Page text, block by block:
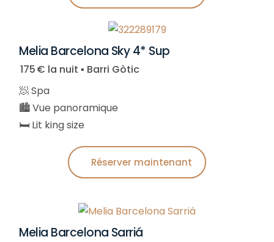
Melia Barcelona Sky 4* Sup
175 € la nuit ▪︎ Barri Gòtic
🧖 Spa
🏙️ Vue panoramique
🛏️ Lit king size
Réserver maintenant
Melia Barcelona Sarriá